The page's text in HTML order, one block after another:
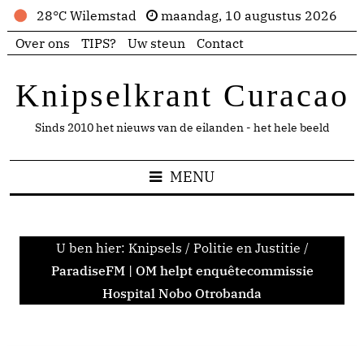
28°C Wilemstad
maandag, 10 augustus 2026
Over ons
TIPS? Uw steun Contact
Knipselkrant Curacao
Sinds 2010 het nieuws van de eilanden - het hele beeld
MENU
U ben hier: Knipsels / Politie en Justitie /
ParadiseFM | OM helpt enquêtecommissie
Hospital Nobo Otrobanda